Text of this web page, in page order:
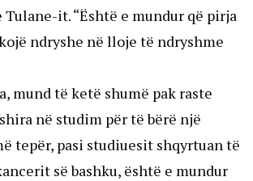
it. “Është e mundur që pirja
ndryshe në lloje të ndryshme
mund të ketë shumë pak raste
në studim për të bërë një
tepër, pasi studiuesit shqyrtuan të
së bashku, është e mundur